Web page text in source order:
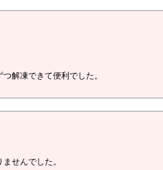
解凍できて便利でした。
せんでした。